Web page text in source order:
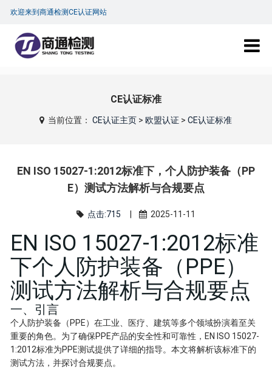
欢迎来到商通检测CE认证网站
CE认证标准
当前位置：CE认证主页 >欧盟认证 >CE认证标准
EN ISO 15027-1:2012标准下，个人防护装备（PP
E）测试方法解析与合规要点
点击:715 2025-11-11
EN ISO 15027-1:2012标准
下个人防护装备（PPE）
测试方法解析与合规要点
一、引言
个人防护装备（PPE）在工业、医疗、建筑等多个领域扮演着至关
重要的角色。为了确保PPE产品的安全性和可靠性，EN ISO 15027-
1:2012标准为PPE测试提供了详细的指导。本文将解析该标准下的
测试方法，并探讨合规要点。